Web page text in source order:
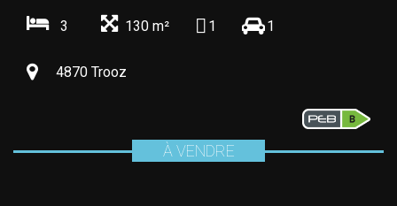
3 130 m² 1 1
4870 Trooz
À VENDRE